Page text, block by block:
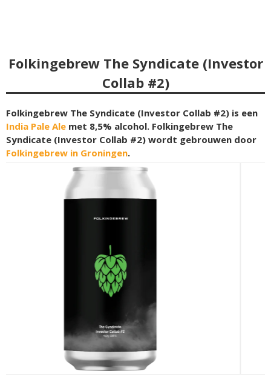
Folkingebrew The Syndicate (Investor
Collab #2)
Folkingebrew The Syndicate (Investor Collab #2) is een
India Pale Ale met 8,5% alcohol. Folkingebrew The
Syndicate (Investor Collab #2) wordt gebrouwen door
Folkingebrew in Groningen.